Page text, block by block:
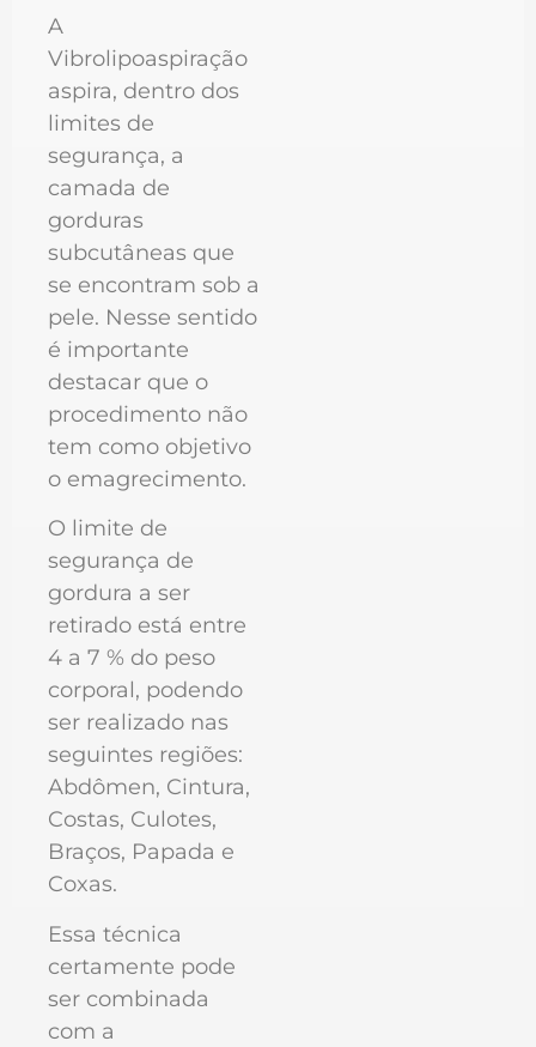
A
Vibrolipoaspiração
aspira, dentro dos
limites de
segurança, a
camada de
gorduras
subcutâneas que
se encontram sob a
pele. Nesse sentido
é importante
destacar que o
procedimento não
tem como objetivo
o emagrecimento.
O limite de
segurança de
gordura a ser
retirado está entre
4 a 7 % do peso
corporal, podendo
ser realizado nas
seguintes regiões:
Abdômen, Cintura,
Costas, Culotes,
Braços, Papada e
Coxas.
Essa técnica
certamente pode
ser combinada
com a